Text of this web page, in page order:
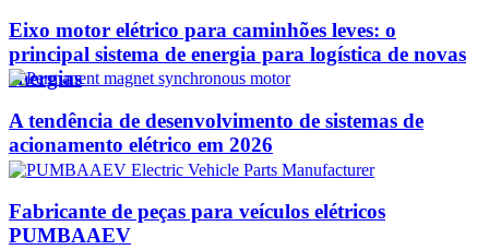
Eixo motor elétrico para caminhões leves: o
principal sistema de energia para logística de novas
energias
A tendência de desenvolvimento de sistemas de
acionamento elétrico em 2026
Fabricante de peças para veículos elétricos
PUMBAAEV